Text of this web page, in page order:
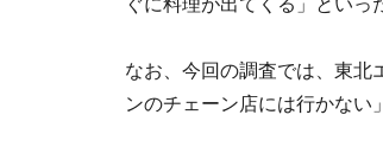
ぐに料理が出てくる」といっ
なお、今回の調査では、東北
ンのチェーン店には行かない